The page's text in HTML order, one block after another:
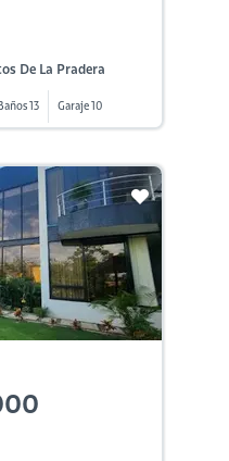
De La Pradera
13 Garaje 10